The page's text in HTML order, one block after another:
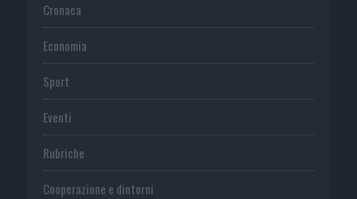
Cronaca
Economia
Sport
Eventi
Rubriche
Cooperazione e dintorni